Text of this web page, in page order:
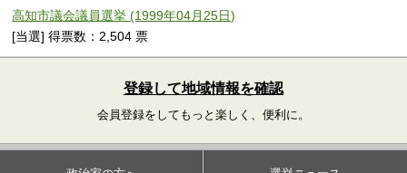
高知市議会議員選挙 (1999年04月25日)
[当選] 得票数：2,504 票
登録して地域情報を確認
会員登録をしてもっと楽しく、便利に。